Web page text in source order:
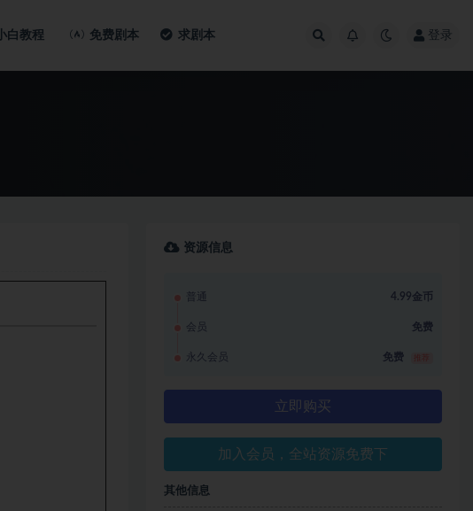
白教程 免费剧本 求剧本 登录
资源信息
普通 4.99金币
会员 免费
永久会员 免费
立即购买
加入会员，全站资源免费下
其他信息